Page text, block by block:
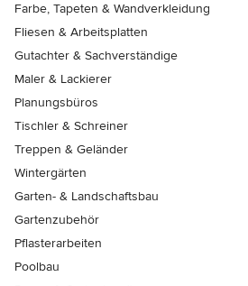
Farbe, Tapeten & Wandverkleidung
Fliesen & Arbeitsplatten
Gutachter & Sachverständige
Maler & Lackierer
Planungsbüros
Tischler & Schreiner
Treppen & Geländer
Wintergärten
Garten- & Landschaftsbau
Gartenzubehör
Pflasterarbeiten
Poolbau